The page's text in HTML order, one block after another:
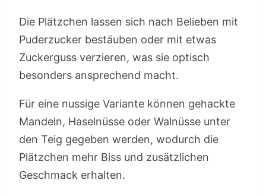
Die Plätzchen lassen sich nach Belieben mit
Puderzucker bestäuben oder mit etwas
Zuckerguss verzieren, was sie optisch
besonders ansprechend macht.
Für eine nussige Variante können gehackte
Mandeln, Haselnüsse oder Walnüsse unter
den Teig gegeben werden, wodurch die
Plätzchen mehr Biss und zusätzlichen
Geschmack erhalten.